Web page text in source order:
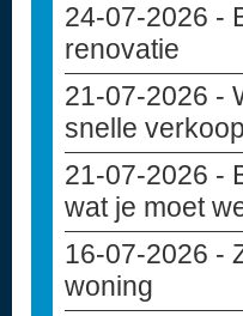
24-07-2026 -
renovatie
21-07-2026 -
snelle
21-07-2026 -
wat je moet
16-07-2026 -
woning